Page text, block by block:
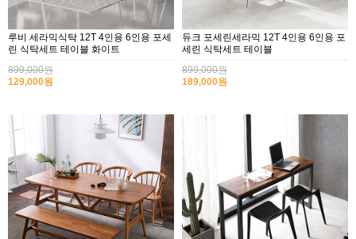
루비 세라믹식탁 12T 4인용 6인용 포세
린 식탁세트 테이블 화이트
899,000원
129,000원
듀크 포세린세라믹 12T 4인용 6인용 포
세린 식탁세트 테이블
899,000원
189,000원